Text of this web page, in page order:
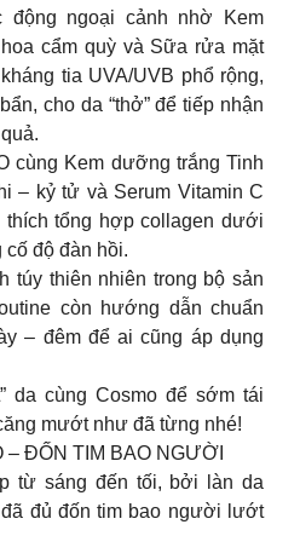
động ngoại cảnh nhờ Kem
cẩm quỳ và Sữa rửa mặt
tia UVA/UVB phổ rộng,
cho da “thở” để tiếp nhận
cùng Kem dưỡng trắng Tinh
– kỷ tử và Serum Vitamin C
thích tổng hợp collagen dưới
cố độ đàn hồi.
túy thiên nhiên trong bộ sản
còn hướng dẫn chuẩn
– đêm để ai cũng áp dụng
da cùng Cosmo để sớm tái
mướt như đã từng nhé!
– ĐỐN TIM BAO NGƯỜI
từ sáng đến tối, bởi làn da
đủ đốn tim bao người lướt